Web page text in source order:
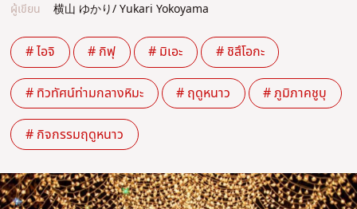
ผู้เขียน
横山 ゆかり/ Yukari Yokoyama
# ไอจิ # กิฟุ # มิเอะ # ชิสึโอกะ
# ทิวทัศน์ท่ามกลางหิมะ # ฤดูหนาว # ภูมิภาคชูบุ
# กิจกรรมฤดูหนาว